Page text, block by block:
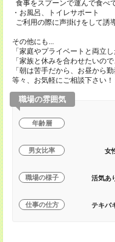
食事をスプーンで運んで食べ
・お風呂、トイレサポート
ご利用の際に声掛けをして
その他にも...
「家庭やプライベートと両立
「家族と休みを合わせたいの
「朝は苦手だから、お昼から勤
等々、お気軽にご相談下さい！
職場の雰囲気
年齢層
男女比率 女
職場の様子 活気あ
仕事の仕方 テキパ